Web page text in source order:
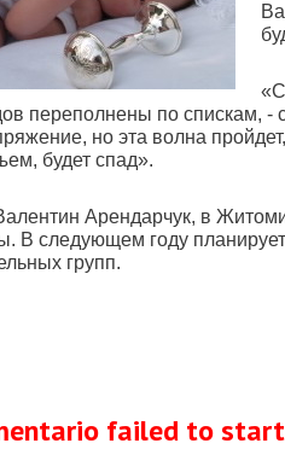
переполнены по спискам,
но эта волна
будет спад».
Арендарчук, в
В следующем году
групп.
failed to